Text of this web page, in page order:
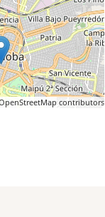
contributors